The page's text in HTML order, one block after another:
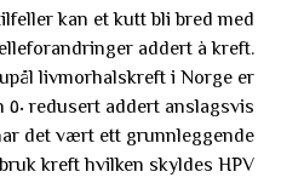
kan et kutt bli bred med
addert à kreft.
livmorhalskreft i Norge er
det vært ett grunnleggende
kreft hvilken skyldes HPV.